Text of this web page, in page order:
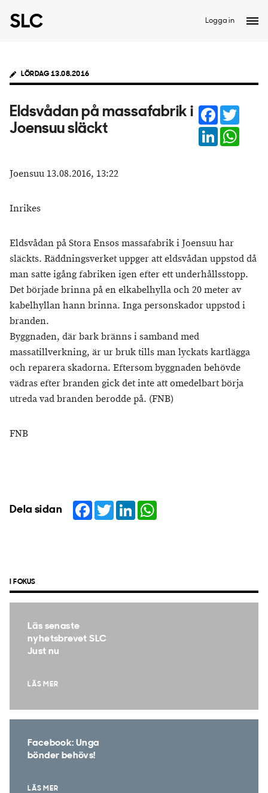
Logga in
LÖRDAG 13.08.2016
Eldsvådan på massafabrik i
Joensuu släckt
Facebook
LinkedIn
Joensuu 13.08.2016, 13:22
Inrikes
Eldsvådan på Stora Ensos massafabrik i Joensuu har
släckts. Räddningsverket uppger att eldsvådan uppstod då
man satte igång fabriken igen efter ett underhållsstopp.
Det började brinna på en elkabelhylla och 20 meter av
kabelhyllan hann brinna. Inga personskador uppstod i
branden.
Byggnaden, där bark bränns i samband med
massatillverkning, är ur bruk tills man lyckats kartlägga
och reparera skadorna. Eftersom byggnaden behövde
vädras efter branden gick det inte att omedelbart börja
utreda vad branden berodde på. (FNB)
FNB
Dela sidan Facebook
TwitterLinkedIn
I FOKUS
Läs senaste
nyhetsbrevet SLC
Just nu
LÄS MER
Facebook: Unga
bönder behövs!
LÄS MER